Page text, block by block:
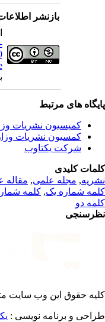
بازنشر اطلاعات
های مرتبط
کمیسیون نشریات
کمسیون نشریات
شرکت یکتاوب
کلیدی
,مجله علمی, مقاله
شماره یک,کلمه
دو
حقوق این وب سایت
و برنامه نویسی :